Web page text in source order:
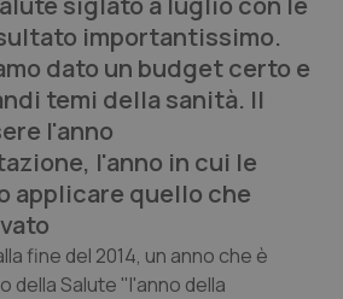
importantissimo.
dato un budget certo e
temi della sanità. Il
l'anno
l'anno in cui le
applicare quello che
fine del 2014, un anno che è
della Salute "l'anno della